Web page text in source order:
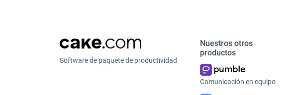
Software de paquete de productividad
Nuestros otros
productos
Comunicación en equipo